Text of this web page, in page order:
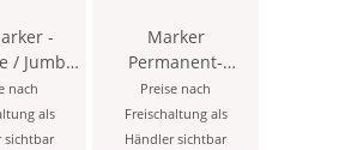
-
/ Jumbo
1 - 5 mm
nach
als
sichtbar
Marker
Permanent-
Marker / Weiß - 2,0
mm Rundspitze -
im PP-Beutel
Preise nach
Freischaltung als
Händler sichtbar